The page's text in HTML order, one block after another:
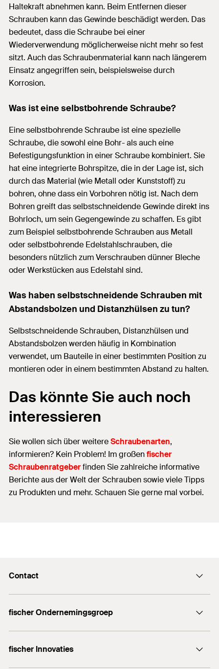
Haltekraft abnehmen kann. Beim Entfernen dieser
Schrauben kann das Gewinde beschädigt werden. Das
bedeutet, dass die Schraube bei einer
Wiederverwendung möglicherweise nicht mehr so fest
sitzt. Auch das Schraubenmaterial kann nach längerem
Einsatz angegriffen sein, beispielsweise durch
Korrosion.
Was ist eine selbstbohrende Schraube?
Eine selbstbohrende Schraube ist eine spezielle
Schraube, die sowohl eine Bohr- als auch eine
Befestigungsfunktion in einer Schraube kombiniert. Sie
hat eine integrierte Bohrspitze, die in der Lage ist, sich
durch das Material (wie Metall oder Kunststoff) zu
bohren, ohne dass ein Vorbohren nötig ist. Nach dem
Bohren greift das selbstschneidende Gewinde direkt ins
Bohrloch, um sein Gegengewinde zu schaffen. Es gibt
zum Beispiel selbstbohrende Schrauben aus Metall
oder selbstbohrende Edelstahlschrauben, die
besonders nützlich zum Verschrauben dünner Bleche
oder Werkstücken aus Edelstahl sind.
Was haben selbstschneidende Schrauben mit
Abstandsbolzen und Distanzhülsen zu tun?
Selbstschneidende Schrauben, Distanzhülsen und
Abstandsbolzen werden häufig in Kombination
verwendet, um Bauteile in einer bestimmten Position zu
montieren oder in einem bestimmten Abstand zu halten.
Das könnte Sie auch noch
interessieren
Sie wollen sich über weitereSchraubenarten,
informieren? Kein Problem! Im großenfischer
Schraubenratgeberfinden Sie zahlreiche informative
Berichte aus der Welt der Schrauben sowie viele Tipps
zu Produkten und mehr. Schauen Sie gerne mal vorbei.
Contact
Stuur een email
+32 (0) 15 28 47 00
fischer Ondernemingsgroep
LNT Automation
fischer Innovaties